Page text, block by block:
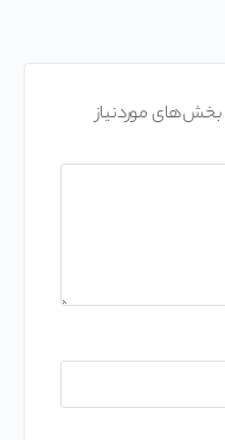
بخش‌های موردنیاز